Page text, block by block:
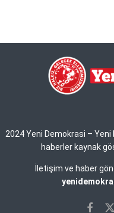
2024 Yeni Demokrasi –
haberler kaynak
İletişim ve haber